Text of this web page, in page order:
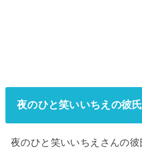
夜のひと笑いいちえの彼
夜のひと笑いいちえさんの彼